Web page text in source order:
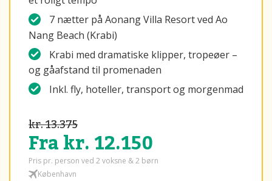
7 nætter på Aonang Villa Resort ved Ao
Nang Beach (Krabi)
Krabi med dramatiske klipper, tropeøer –
og gåafstand til promenaden
Inkl. fly, hoteller, transport og morgenmad
kr. 13.375
Fra kr. 12.150
Pris pr. person ved 2 voksne & 2 børn
København